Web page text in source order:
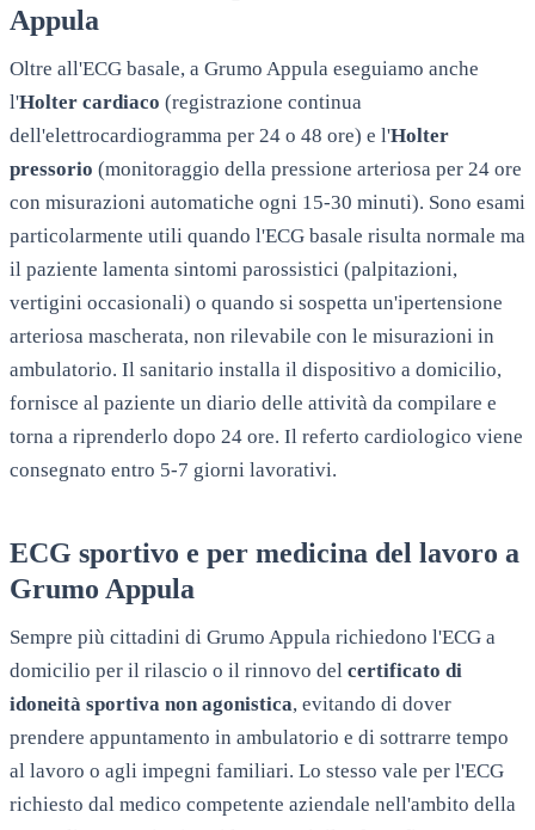
Appula
Oltre all'ECG basale, a Grumo Appula eseguiamo anche
l'Holter cardiaco (registrazione continua
dell'elettrocardiogramma per 24 o 48 ore) e l'Holter
pressorio (monitoraggio della pressione arteriosa per 24 ore
con misurazioni automatiche ogni 15-30 minuti). Sono esami
particolarmente utili quando l'ECG basale risulta normale ma
il paziente lamenta sintomi parossistici (palpitazioni,
vertigini occasionali) o quando si sospetta un'ipertensione
arteriosa mascherata, non rilevabile con le misurazioni in
ambulatorio. Il sanitario installa il dispositivo a domicilio,
fornisce al paziente un diario delle attività da compilare e
torna a riprenderlo dopo 24 ore. Il referto cardiologico viene
consegnato entro 5-7 giorni lavorativi.
ECG sportivo e per medicina del lavoro a
Grumo Appula
Sempre più cittadini di Grumo Appula richiedono l'ECG a
domicilio per il rilascio o il rinnovo del certificato di
idoneità sportiva non agonistica, evitando di dover
prendere appuntamento in ambulatorio e di sottrarre tempo
al lavoro o agli impegni familiari. Lo stesso vale per l'ECG
richiesto dal medico competente aziendale nell'ambito della